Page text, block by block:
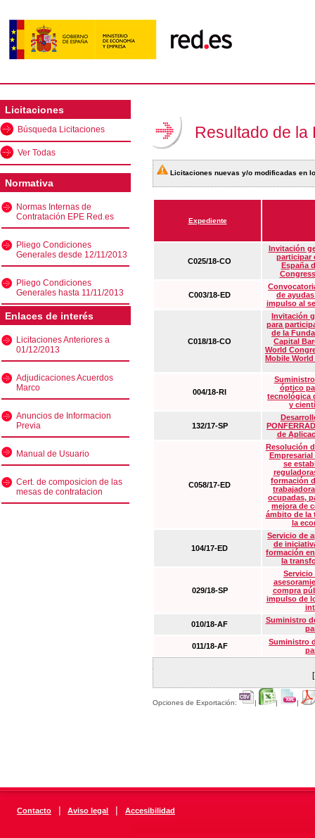
Licitaciones
Búsqueda Licitaciones
Ver Todas
Normativa
Normas Internas de
Contratación EPE Red.es
Pliego Condiciones
Generales desde 12/11/2013
Pliego Condiciones
Generales hasta 11/11/2013
Enlaces de interés
Licitaciones Anteriores a
01/12/2013
Adjudicaciones Acuerdos
Marco
Anuncios de Informacion
Previa
Manual de Usuario
Cert. de composicion de las
mesas de contratacion
Resultado de la
Licitaciones nuevas y/o modificadas en
Expediente
C025/18-CO
Invitación
participar
España
C003/18-ED
de
impulso al
C018/18-CO
Invitación
para
de la
Capital
World
Mobile
004/18-RI
óptico
tecnológica
y
132/17-SP
de
C058/17-ED
Resolución
Empresarial
se
formación
ocupadas,
mejora de
ámbito de la
la
104/17-ED
Servicio de
de
formación
la
029/18-SP
Servicio
compra
impulso de
010/18-AF
Suministro
011/18-AF
Suministro
Opciones de Exportación: | | |
Contacto | Aviso legal | Accesibilidad